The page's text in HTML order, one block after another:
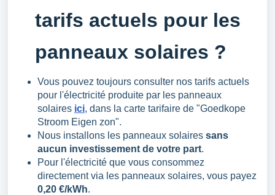
tarifs actuels pour les
panneaux solaires ?
Vous pouvez toujours consulter nos tarifs actuels
pour l'électricité produite par les panneaux
solaires ici, dans la carte tarifaire de "Goedkope
Stroom Eigen zon".
Nous installons les panneaux solaires sans
aucun investissement de votre part.
Pour l'électricité que vous consommez
directement via les panneaux solaires, vous payez
0,20 €/kWh.